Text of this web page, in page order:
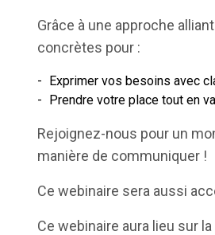
Grâce à une approche alliant
concrètes pour :
Exprimer vos besoins avec
Prendre votre place tout en
Rejoignez-nous pour un
manière de communiquer !
Ce webinaire sera aussi
Ce webinaire aura lieu sur